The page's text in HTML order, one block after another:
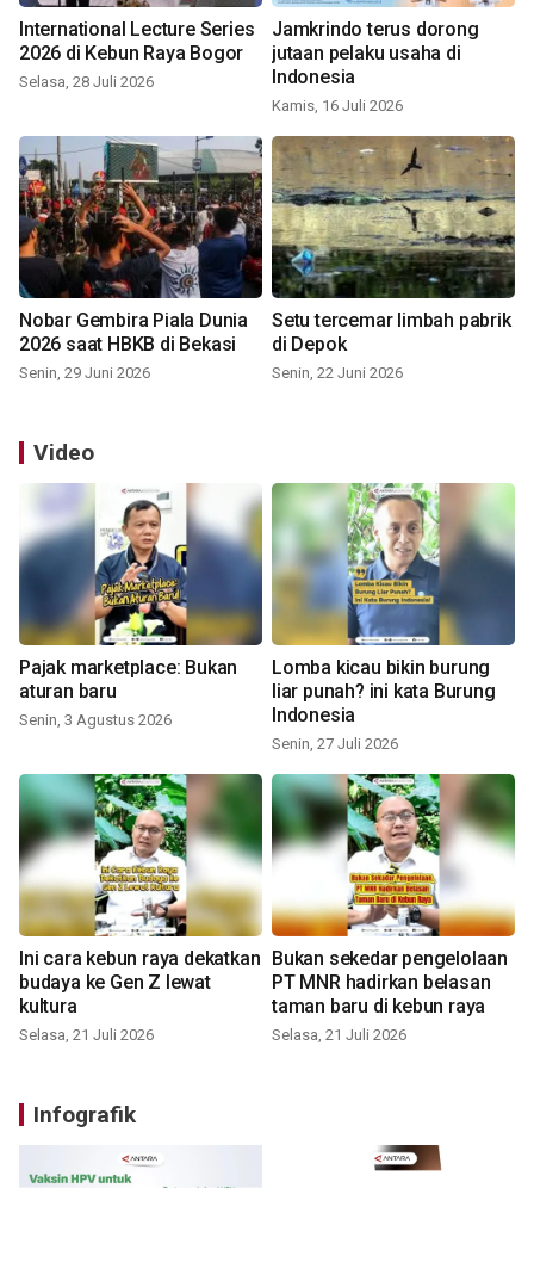
International Lecture Series
2026 di Kebun Raya Bogor
Selasa, 28 Juli 2026
Jamkrindo terus dorong
jutaan pelaku usaha di
Indonesia
Kamis, 16 Juli 2026
Nobar Gembira Piala Dunia
2026 saat HBKB di Bekasi
Senin, 29 Juni 2026
Setu tercemar limbah pabrik
di Depok
Senin, 22 Juni 2026
Video
Pajak marketplace: Bukan
aturan baru
Senin, 3 Agustus 2026
Lomba kicau bikin burung
liar punah? ini kata Burung
Indonesia
Senin, 27 Juli 2026
Ini cara kebun raya dekatkan
budaya ke Gen Z lewat
kultura
Selasa, 21 Juli 2026
Bukan sekedar pengelolaan
PT MNR hadirkan belasan
taman baru di kebun raya
Selasa, 21 Juli 2026
Infografik